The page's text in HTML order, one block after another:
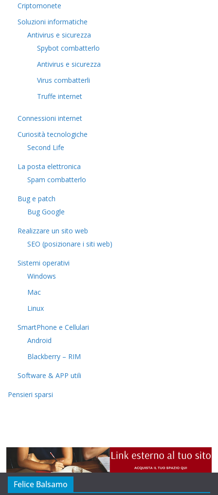
Criptomonete
Soluzioni informatiche
Antivirus e sicurezza
Spybot combatterlo
Antivirus e sicurezza
Virus combatterli
Truffe internet
Connessioni internet
Curiosità tecnologiche
​Second Life
La posta elettronica
Spam combatterlo
Bug e patch
Bug Google
Realizzare un sito web
SEO (posizionare i siti web)
Sistemi operativi
Windows
Mac
Linux
SmartPhone e Cellulari
Android
Blackberry – RIM
Software & APP utili
Pensieri sparsi
Felice Balsamo